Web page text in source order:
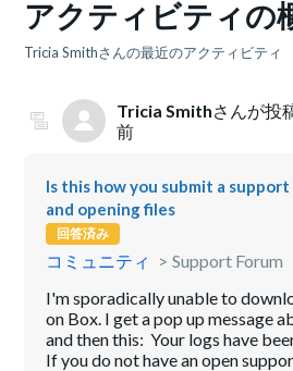
アクティビティの
Tricia Smithさんの最近のアクティビティ
Tricia Smithさんが投
前
Is this how you submit a
and opening files
回答済み
コミュニティ
Support Forum
I'm sporadically unable to
on Box. I get a pop up message
and then this: Your logs have
If you do not have an open